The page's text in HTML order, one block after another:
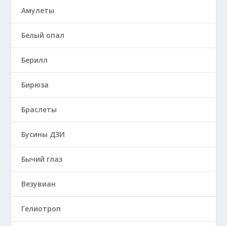
Амулеты
Белый опал
Берилл
Бирюза
Браслеты
Бусины ДЗИ
Бычий глаз
Везувиан
Гелиотроп